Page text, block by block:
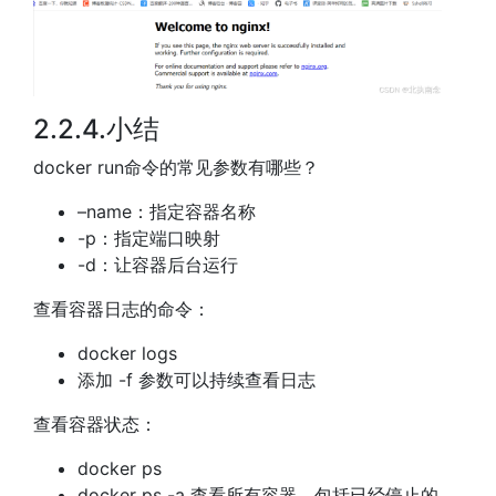
2.2.4.小结
docker run命令的常见参数有哪些？
–name：指定容器名称
-p：指定端口映射
-d：让容器后台运行
查看容器日志的命令：
docker logs
添加 -f 参数可以持续查看日志
查看容器状态：
docker ps